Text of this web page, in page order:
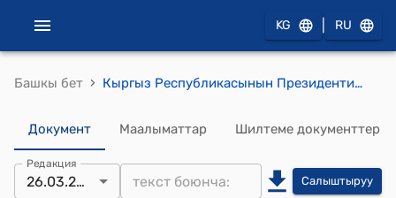
KG RU
Башкы бет › Кыргыз Республикасынын Президентине караштуу Инвестициялар боюнча улуттук агенттигинин 2024 -жылдын 26-мартындагы №1 "Кыргыз Республикасынын Президентине караштуу Инвестициялар боюнча улуттук агенттигинде коррупциянын келип чыгуу тобокелдиги бар учурлардын жана кырдаалдардын тизмегин бекитүү жөнүндө" буйругу
Документ Маалыматтар Шилтеме документтер
Редакция
26.03.2024 Салыштыруу